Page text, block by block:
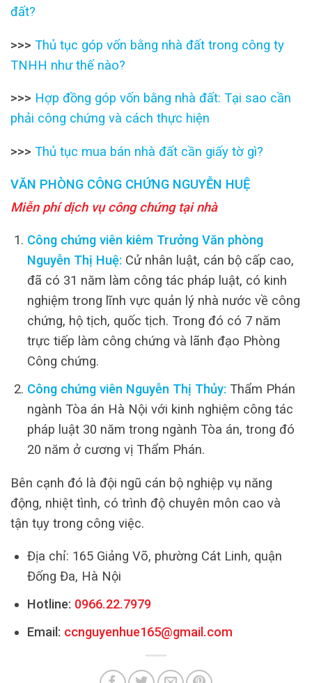
đất?
>>> Thủ tục góp vốn bằng nhà đất trong công ty
TNHH như thế nào?
>>> Hợp đồng góp vốn bằng nhà đất: Tại sao cần
phải công chứng và cách thực hiện
>>> Thủ tục mua bán nhà đất cần giấy tờ gì?
VĂN PHÒNG CÔNG CHỨNG NGUYỄN HUỆ
Miễn phí dịch vụ công chứng tại nhà
Công chứng viên kiêm Trưởng Văn phòng
Nguyễn Thị Huệ: Cử nhân luật, cán bộ cấp cao,
đã có 31 năm làm công tác pháp luật, có kinh
nghiệm trong lĩnh vực quản lý nhà nước về công
chứng, hộ tịch, quốc tịch. Trong đó có 7 năm
trực tiếp làm công chứng và lãnh đạo Phòng
Công chứng.
Công chứng viên Nguyễn Thị Thủy: Thẩm Phán
ngành Tòa án Hà Nội với kinh nghiệm công tác
pháp luật 30 năm trong ngành Tòa án, trong đó
20 năm ở cương vị Thẩm Phán.
Bên cạnh đó là đội ngũ cán bộ nghiệp vụ năng
động, nhiệt tình, có trình độ chuyên môn cao và
tận tụy trong công việc.
Địa chỉ: 165 Giảng Võ, phường Cát Linh, quận
Đống Đa, Hà Nội
Hotline: 0966.22.7979
Email: ccnguyenhue165@gmail.com